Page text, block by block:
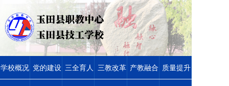
学校概况 党的建设 三全育人 三教改革 产教融合 质量提升